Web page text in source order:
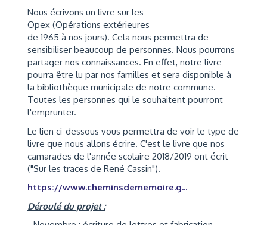
Nous écrivons un livre sur les
Opex (Opérations extérieures
de 1965 à nos jours). Cela nous permettra de
sensibiliser beaucoup de personnes. Nous pourrons
partager nos connaissances. En effet, notre livre
pourra être lu par nos familles et sera disponible à
la bibliothèque municipale de notre commune.
Toutes les personnes qui le souhaitent pourront
l'emprunter.
Le lien ci-dessous vous permettra de voir le type de
livre que nous allons écrire. C'est le livre que nos
camarades de l'année scolaire 2018/2019 ont écrit
("Sur les traces de René Cassin").
https://www.cheminsdememoire.g...
Déroulé du projet :